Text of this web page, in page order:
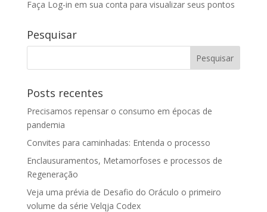
Faça Log-in em sua conta para visualizar seus pontos
Pesquisar
Posts recentes
Precisamos repensar o consumo em épocas de
pandemia
Convites para caminhadas: Entenda o processo
Enclausuramentos, Metamorfoses e processos de
Regeneração
Veja uma prévia de Desafio do Oráculo o primeiro
volume da série Velqja Codex